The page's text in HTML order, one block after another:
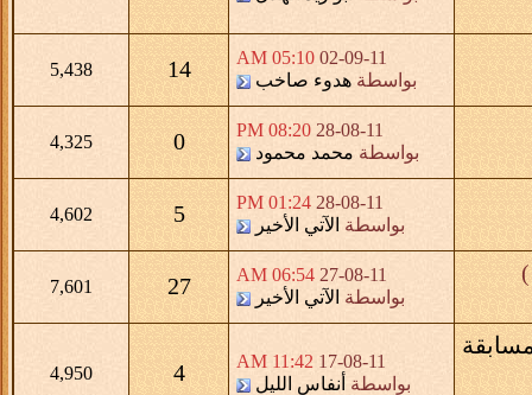
02-09-11
05:10 AM
بواسطة هدوء صاخب 14
5,438
28-08-11
08:20 PM
بواسطة محمد محمود 0
4,325
28-08-11
01:24 PM
بواسطة الآتي الأخير 5
4,602
)
27-08-11
06:54 AM
بواسطة الآتي الأخير 27
7,601
17-08-11
11:42 AM
بواسطة أنفاس الليل 4
4,950